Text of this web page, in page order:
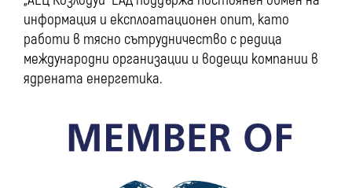
информация и експлоатационен опит, като
работи в тясно сътрудничество с редица
международни организации и водещи компании в
ядрената енергетика.